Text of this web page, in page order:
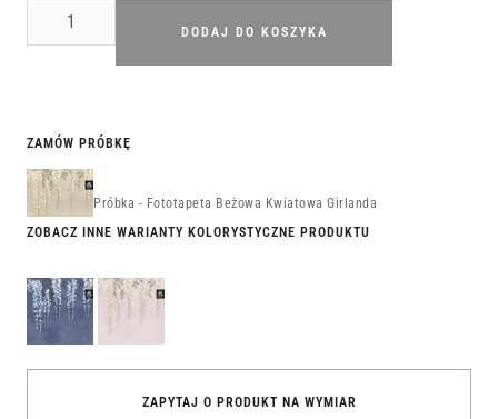
DODAJ DO KOSZYKA
ZAMÓW PRÓBKĘ
Próbka - Fototapeta Beżowa Kwiatowa Girlanda
Fototapeta
Granatowa
Kwiatowa
Girlanda
Fototapeta
Kwiatowa
Girlanda
ZOBACZ INNE WARIANTY KOLORYSTYCZNE PRODUKTU
ZAPYTAJ O PRODUKT NA WYMIAR